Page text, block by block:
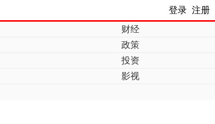
登录 注册
财经
政策
投资
影视